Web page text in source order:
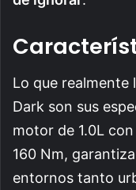
Lo que realmente
Dark son sus
motor de 1.0L
160 Nm,
entornos tanto